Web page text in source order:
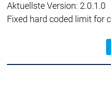
Aktuellste Version: 2.0.1.0
Fixed hard coded limit for